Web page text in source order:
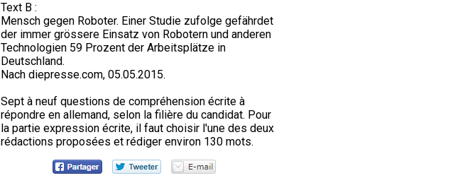
Text B :
Mensch gegen Roboter. Einer Studie zufolge gefährdet
der immer grössere Einsatz von Robotern und anderen
Technologien 59 Prozent der Arbeitsplätze in
Deutschland.
Nach diepresse.com, 05.05.2015.
Sept à neuf questions de compréhension écrite à
répondre en allemand, selon la filière du candidat. Pour
la partie expression écrite, il faut choisir l'une des deux
rédactions proposées et rédiger environ 130 mots.